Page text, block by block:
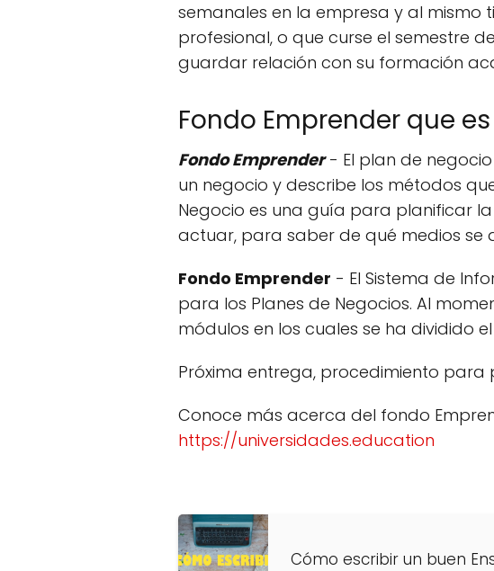
semanales en la empresa y al
profesional, o que curse el semestre
guardar relación con su formación
Fondo Emprender que
Fondo Emprender- El plan de
un negocio y describe los métodos
Negocio es una guía para planificar
actuar, para saber de qué medios
Fondo Emprender - El Sistema de
para los Planes de Negocios. Al
módulos en los cuales se ha dividido el
Próxima entrega, procedimiento para
Conoce más acerca del fondo
https://universidades.education
Cómo escribir un buen